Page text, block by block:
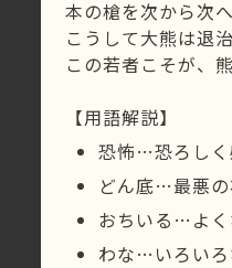
本の槍を次から次
こうして大熊は退
この若者こそが、
【用語解説】
恐怖…恐ろしく
どん底…最悪の
おちいる…よく
わな…いろいろ